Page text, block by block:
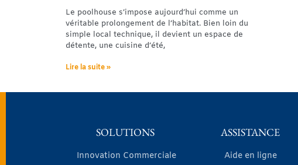
Le poolhouse s’impose aujourd’hui comme un
véritable prolongement de l’habitat. Bien loin du
simple local technique, il devient un espace de
détente, une cuisine d’été,
Lire la suite »
SOLUTIONS
Innovation Commerciale
ASSISTANCE
Aide en ligne